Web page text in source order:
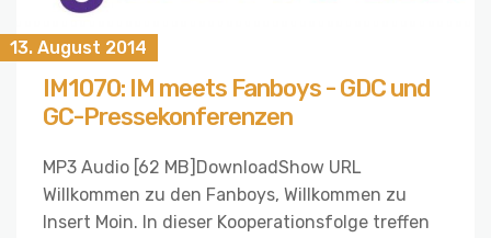
13. August 2014
IM1070: IM meets Fanboys - GDC und
GC-Pressekonferenzen
MP3 Audio [62 MB]DownloadShow URL
Willkommen zu den Fanboys, Willkommen zu
Insert Moin. In dieser Kooperationsfolge treffen